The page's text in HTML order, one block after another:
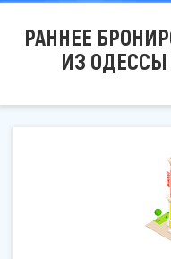
РАННЕЕ
ИЗ ОДЕССЫ